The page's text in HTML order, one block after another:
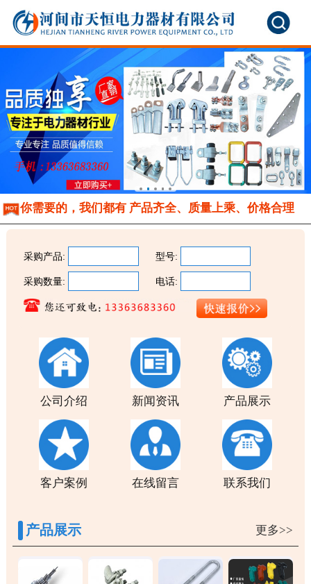
你需要的，我们都有 产品齐全、质量上乘、价格合理
采购产品: 型号:
采购数量: 电话:
公司介绍 新闻资讯 产品展示
客户案例 在线留言 联系我们
产品展示 更多>>